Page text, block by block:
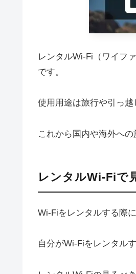
レンタルWi-Fi（ワイフ
です。
使用用途は旅行や引っ越
これから国内や海外へ
レンタルWi-Fiで
Wi-Fiをレンタルする際
自分がWi-Fiをレンタル